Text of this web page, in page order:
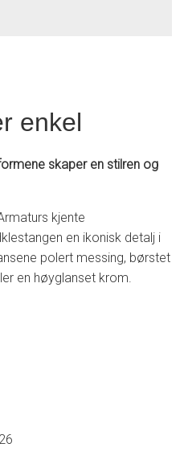
enkel
skaper en stilren og
kjente
en ikonisk detalj i
polert messing, børstet
en høyglanset krom.